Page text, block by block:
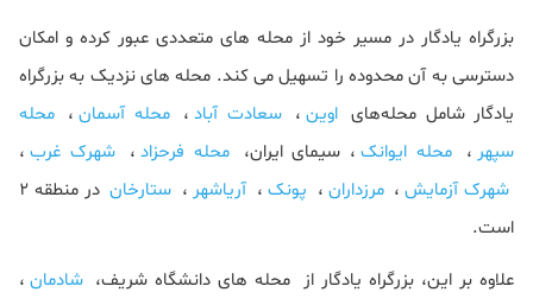
بزرگراه یادگار در مسیر خود از محله های متعددی عبور کرده و امکان
دسترسی به آن محدوده را تسهیل می کند. محله های نزدیک به بزرگراه
یادگار شامل محله‌های اوین ، سعادت آباد ، محله آسمان ، محله
سپهر ، محله ایوانک ، سیمای ایران، محله فرحزاد ، شهرک غرب ،
شهرک آزمایش ، مرزداران ، پونک ، آریاشهر ، ستارخان
در منطقه 2
است.
علاوه بر این، بزرگراه یادگار از محله های دانشگاه شریف، شادمان ،